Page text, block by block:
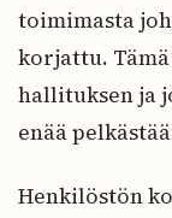
toimimasta
korjattu.
hallituksen ja
enää
Henkilöstön